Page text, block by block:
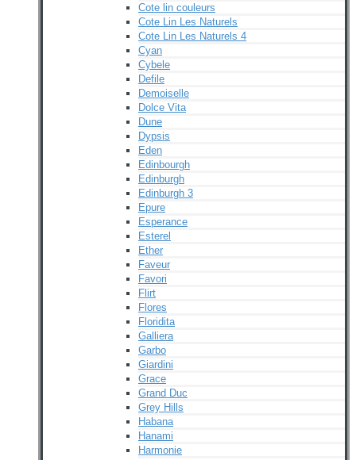
Cote lin couleurs
Cote Lin Les Naturels
Cote Lin Les Naturels 4
Cyan
Cybele
Defile
Demoiselle
Dolce Vita
Dune
Dypsis
Eden
Edinbourgh
Edinburgh
Edinburgh 3
Epure
Esperance
Esterel
Ether
Faveur
Favori
Flirt
Flores
Floridita
Galliera
Garbo
Giardini
Grace
Grand Duc
Grey Hills
Habana
Hanami
Harmonie